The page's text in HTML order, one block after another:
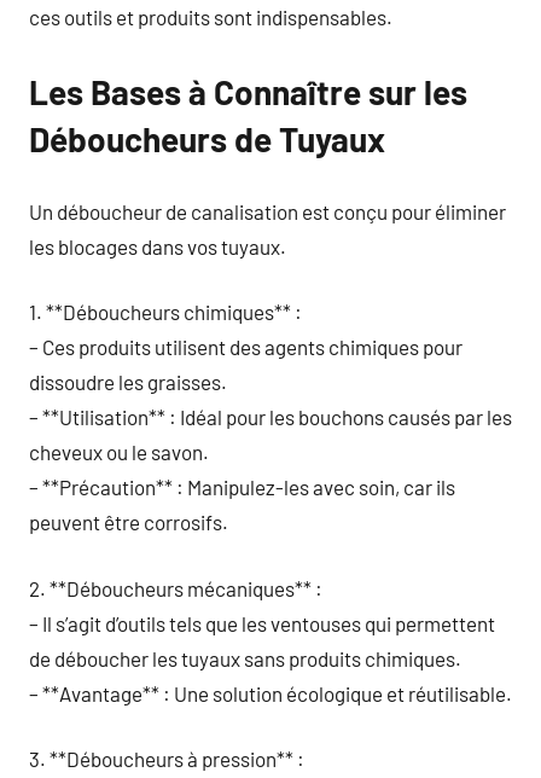
ces outils et produits sont indispensables.
Les Bases à Connaître sur les
Déboucheurs de Tuyaux
Un déboucheur de canalisation est conçu pour éliminer
les blocages dans vos tuyaux.
1. **Déboucheurs chimiques** :
– Ces produits utilisent des agents chimiques pour
dissoudre les graisses.
– **Utilisation** : Idéal pour les bouchons causés par les
cheveux ou le savon.
– **Précaution** : Manipulez-les avec soin, car ils
peuvent être corrosifs.
2. **Déboucheurs mécaniques** :
– Il s’agit d’outils tels que les ventouses qui permettent
de déboucher les tuyaux sans produits chimiques.
– **Avantage** : Une solution écologique et réutilisable.
3. **Déboucheurs à pression** :